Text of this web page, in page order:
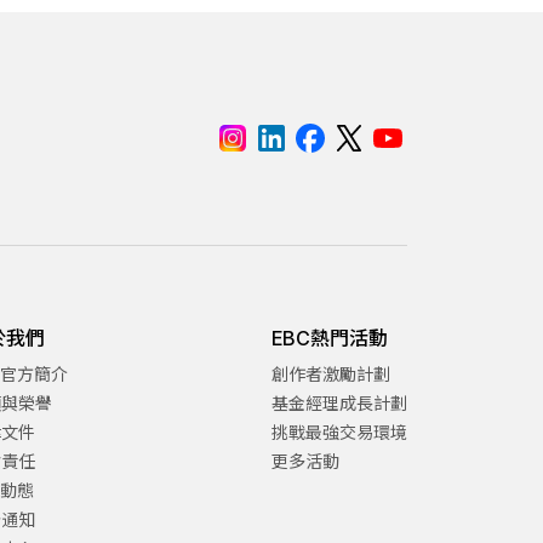
我們
方簡介
榮譽
件
任
態
知
EBC熱門活動
創作者激勵計劃
基金經理成長計劃
挑戰最強交易環境
更多活動